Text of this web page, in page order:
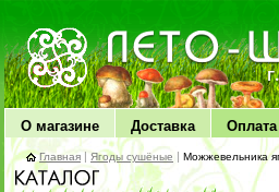
ЛЕТО чудо здоровья
О магазине Доставка Оплата
Главная |Ягоды сушёные | Можжевельника